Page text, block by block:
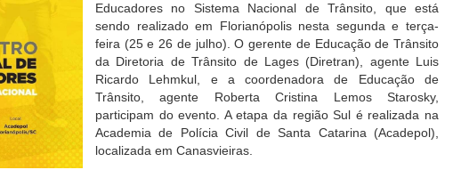
Educadores no Sistema Nacional de Trânsito, que está
sendo realizado em Florianópolis nesta segunda e terça-
feira (25 e 26 de julho). O gerente de Educação de Trânsito
da Diretoria de Trânsito de Lages (Diretran), agente Luis
Ricardo Lehmkul, e a coordenadora de Educação de
Trânsito, agente Roberta Cristina Lemos Starosky,
participam do evento. A etapa da região Sul é realizada na
Academia de Polícia Civil de Santa Catarina (Acadepol),
localizada em Canasvieiras.